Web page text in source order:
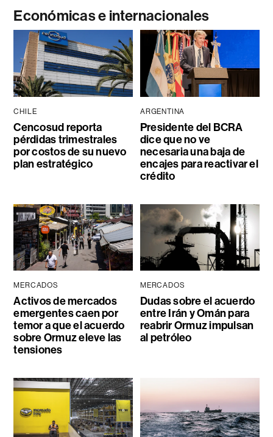
Económicas e internacionales
CHILE
Cencosud reporta
pérdidas trimestrales
por costos de su nuevo
plan estratégico
ARGENTINA
Presidente del BCRA
dice que no ve
necesaria una baja de
encajes para reactivar el
crédito
MERCADOS
Activos de mercados
emergentes caen por
temor a que el acuerdo
sobre Ormuz eleve las
tensiones
MERCADOS
Dudas sobre el acuerdo
entre Irán y Omán para
reabrir Ormuz impulsan
al petróleo